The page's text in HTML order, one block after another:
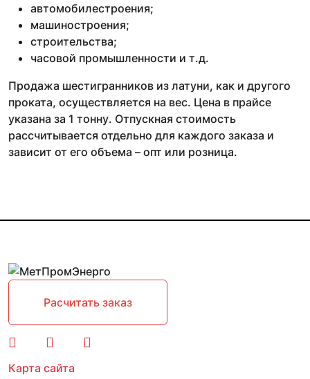
автомобилестроения;
машиностроения;
строительства;
часовой промышленности и т.д.
Продажа шестигранников из латуни, как и другого
проката, осуществляется на вес. Цена в прайсе
указана за 1 тонну. Отпускная стоимость
рассчитывается отдельно для каждого заказа и
зависит от его объема – опт или розница.
Расчитать заказ
Карта сайта